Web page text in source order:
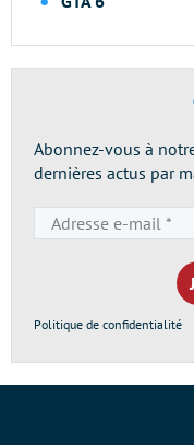
Abonnez-vous à
dernières actus par
Politique de confidentialité